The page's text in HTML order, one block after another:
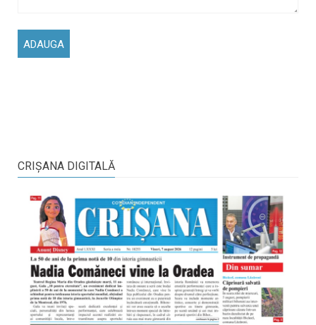
CRIŞANA DIGITALĂ